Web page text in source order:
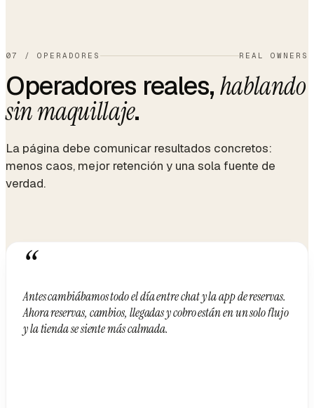
07 / OPERADORES REAL OWNERS
Operadores reales,hablando
sin maquillaje.
La página debe comunicar resultados concretos:
menos caos, mejor retención y una sola fuente de
verdad.
“
Antes cambiábamos todo el día entre chat y la app de reservas.
Ahora reservas, cambios, llegadas y cobro están en un solo flujo
y la tienda se siente más calmada.